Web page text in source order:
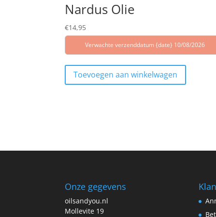
Nardus Olie
€14,95
Verwachte verzenddatum {date} 10/08/2026
Toevoegen aan winkelwagen
Onze gegevens
oilsandyou.nl
Mollevite 19